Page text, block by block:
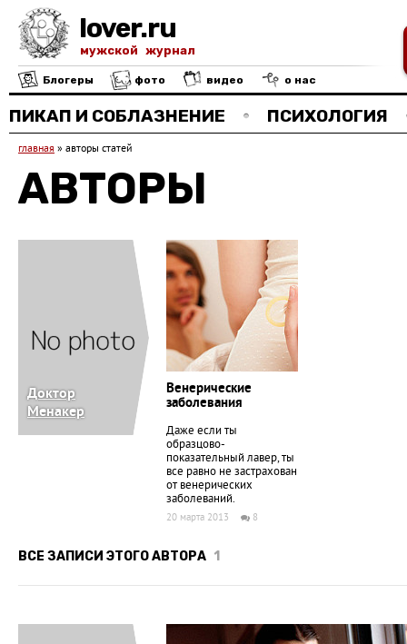
lover.ru
мужской журнал
Блогеры фото видео о нас
ПИКАП И СОБЛАЗНЕНИЕ ПСИХОЛОГИЯ
главная » авторы статей
АВТОРЫ
Доктор
Менакер
Венерические
заболевания
Даже если ты
образцово-
показательный лавер, ты
все равно не застрахован
от венерических
заболеваний.
20 марта 2013 8
ВСЕ ЗАПИСИ ЭТОГО АВТОРА 1